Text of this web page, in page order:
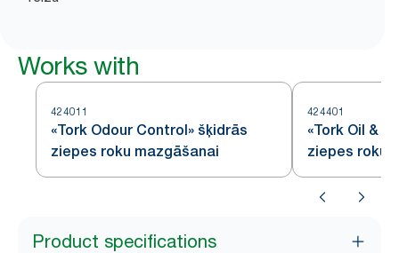
Works with
424011
«Tork Odour Control» šķidrās
ziepes roku mazgāšanai
424401
«Tork Oil &
ziepes roku
Product specifications